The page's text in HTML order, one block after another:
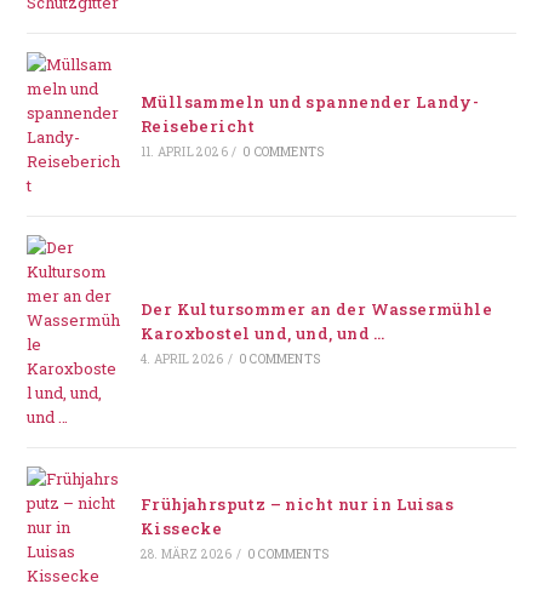
Müllsammeln und spannender Landy-
Reisebericht
11. APRIL 2026 / 0 COMMENTS
Der Kultursommer an der Wassermühle
Karoxbostel und, und, und …
4. APRIL 2026 / 0 COMMENTS
Frühjahrsputz – nicht nur in Luisas
Kissecke
28. MÄRZ 2026 / 0 COMMENTS